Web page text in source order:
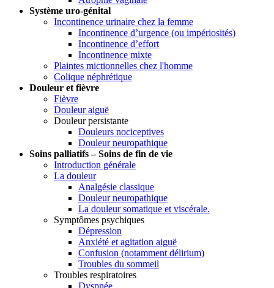
Système uro-génital
Incontinence urinaire chez la femme
Incontinence d’urgence (ou impériosités)
Incontinence d’effort
Incontinence mixte
Plaintes mictionnelles chez l'homme
Colique néphrétique
Douleur et fièvre
Fièvre
Douleur aiguë
Douleur persistante
Douleurs nociceptives
Douleur neuropathique
Soins palliatifs – Soins de fin de vie
Introduction générale
La douleur
Analgésie classique
Douleur neuropathique
La douleur somatique et viscérale.
Symptômes psychiques
Dépression
Anxiété et agitation aiguë
Confusion (notamment délirium)
Troubles du sommeil
Troubles respiratoires
Dyspnée